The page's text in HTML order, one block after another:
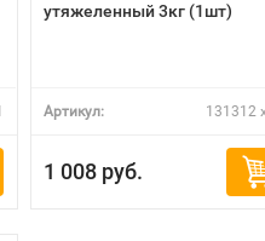
утяжеленный 3кг (1шт)
Артикул: 131312
1 008 руб.